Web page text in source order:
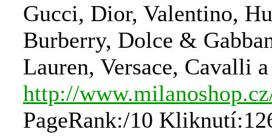
Gucci, Dior, Valentino,
Burberry, Dolce &
Lauren, Versace, Cavalli
http://
PageRank:/10